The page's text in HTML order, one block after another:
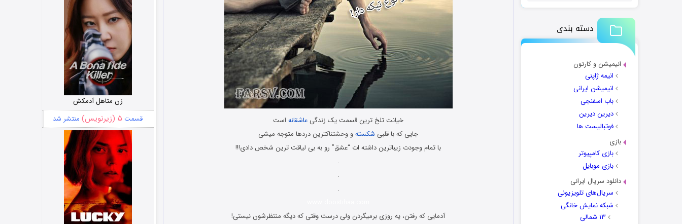
دسته بندی
انیمیشن و کارتون
انیمه ژاپنی
انیمیشن ایرانی
باب اسفنجی
دیرین دیرین
فوتبالیست ها
بازی
بازی کامپیوتر
بازی موبایل
دانلود سریال ایرانی
سریال‌های تلویزیونی
شبکه نمایش خانگی
۱۳ شمالی
خیانت تلخ ترین قسمت یک زندگی عاشقانهاست
جایی که با قلبی شکستهو وحشتناکترین دردها متوجه میشی
با تمام وجودت زیباترین داشته ات “عشق” رو به بی لیاقت ترین شخص دادی!!!
.
.
.
آدمایی که رفتن، یه روزی برمیگردن ولی درست وقتی که دیگه منتظرشون نیستی!
زن متاهل آدمکش
قسمت ۵ (زیرنویس) منتشر شد